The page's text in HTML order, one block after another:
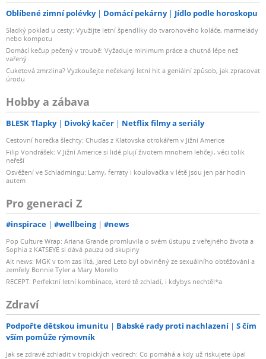
Oblíbené zimní polévky Domácí pekárny Jídlo podle horoskopu
Sladký poklad u cesty: Využijte letní špendlíky do tvarohového koláče, marmelády
nebo kompotu
Domácí kečup pečený v troubě: Vyžaduje minimum práce a chutná lépe než
vařený
Cuketová zmrzlina? Vyzkoušejte nečekaný letní hit a geniální způsob, jak zpracovat
úrodu
Hobby a zábava
BLESK Tlapky Divoký kačer Netflix filmy a seriály
Cestovní horečka šlechty: Chuďas z Klatovska otrokářem v Jižní Americe
Filip Vondrášek: V Jižní Americe si lidé plují životem mnohem lehčeji, věci tolik
neřeší
Osvěžení ve Schladmingu: Lamy, ferraty i koulovačka v létě jsou jen pár hodin
autem
Pro generaci Z
#inspirace #wellbeing #news
Pop Culture Wrap: Ariana Grande promluvila o svém ústupu z veřejného života a
Sophia z KATSEYE si dává pauzu od skupiny
Alt news: MGK v tom zas lítá, Jared Leto byl obviněný ze sexuálního obtěžování a
zemřely Bonnie Tyler a Mary Morello
RECEPT: Perfektní letní kombinace, které tě zchladí, i kdybys nechtěl*a
Zdraví
Podpořte dětskou imunitu Babské rady proti nachlazení
S čím
vším pomůže rýmovník
Jak se zdravě zchladit v tropických vedrech: Co pomáhá a kdy už riskujete úpal